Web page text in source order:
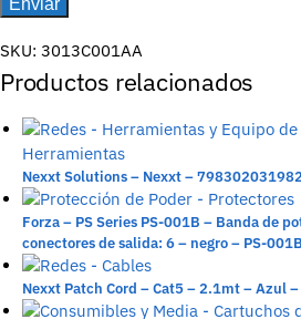
SKU: 3013C001AA
Productos relacionados
Nexxt Solutions – Nexxt – 798302031982
Forza – PS Series PS-001B – Banda de
conectores de salida: 6 – negro – PS-001B
Nexxt Patch Cord – Cat5 – 2.1mt – Azul